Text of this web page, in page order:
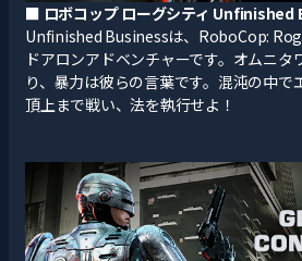
■ ロボコップ ローグシティ
Unfinished Businessは、RoboCop:
ドアロンアドベンチャーです。オムニ
り、暴力は彼らの言葉です。混沌の中で
頂上まで戦い、法を執行せよ！